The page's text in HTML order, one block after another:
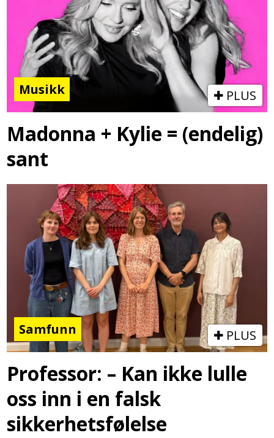
Musikk PLUS
Madonna + Kylie = (endelig)
sant
Samfunn PLUS
Professor: – Kan ikke lulle
oss inn i en falsk
sikkerhetsfølelse